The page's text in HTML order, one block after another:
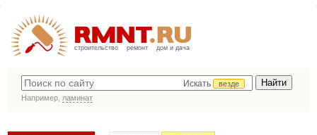
строительство ремонт дом и дача
Искать
везде
Например, ламинат